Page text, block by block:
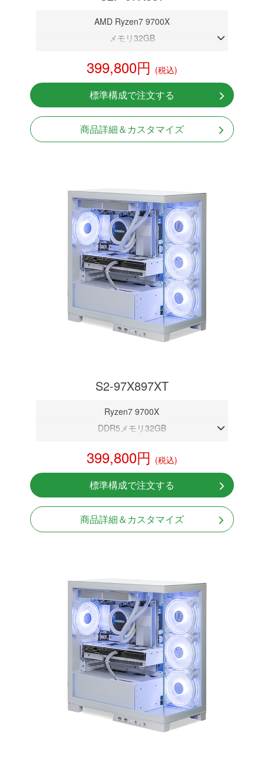
AMD Ryzen7 9700X
メモリ32GB
NVMeSSD 1TB
無線LAN Bluetooth対応
Windows11 Home 64bit
399,800円 (税込)
標準構成で注文する
商品詳細＆カスタマイズ
S2-97X897XT
Ryzen7 9700X
DDR5メモリ32GB
NVMeSSD 1TB
無線LAN Bluetooth対応
Windows11 Home 64bit
399,800円 (税込)
標準構成で注文する
商品詳細＆カスタマイズ